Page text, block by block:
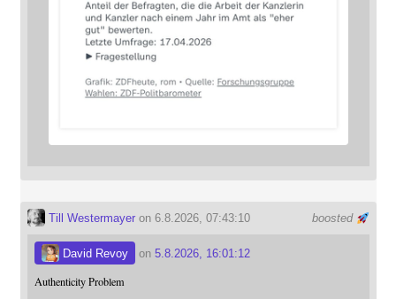
boosted
Till Westermayeron 6.8.2026, 07:43:10
David Revoy on 5.8.2026, 16:01:12
Authenticity Problem